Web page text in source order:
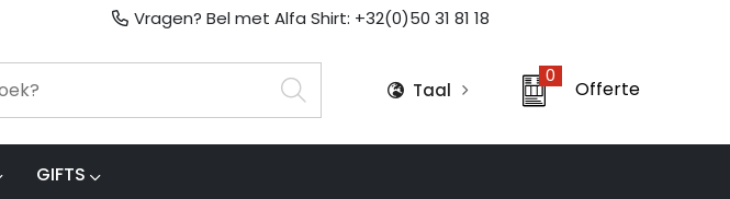
Vragen? Bel met Alfa Shirt: +32(0)50 31 81 18
Taal
0
Offerte
GIFTS